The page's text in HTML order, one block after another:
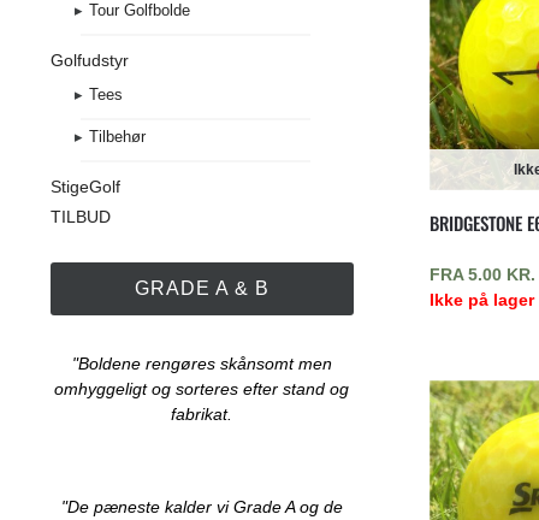
BRIDGESTONE
FRA 5.00 KR.
Ikke på lager
Tour Golfbolde
Golfudstyr
Tees
Tilbehør
StigeGolf
TILBUD
GRADE A & B
"Boldene rengøres skånsomt men
omhyggeligt og sorteres efter stand og
fabrikat.
"De pæneste kalder vi Grade A og de